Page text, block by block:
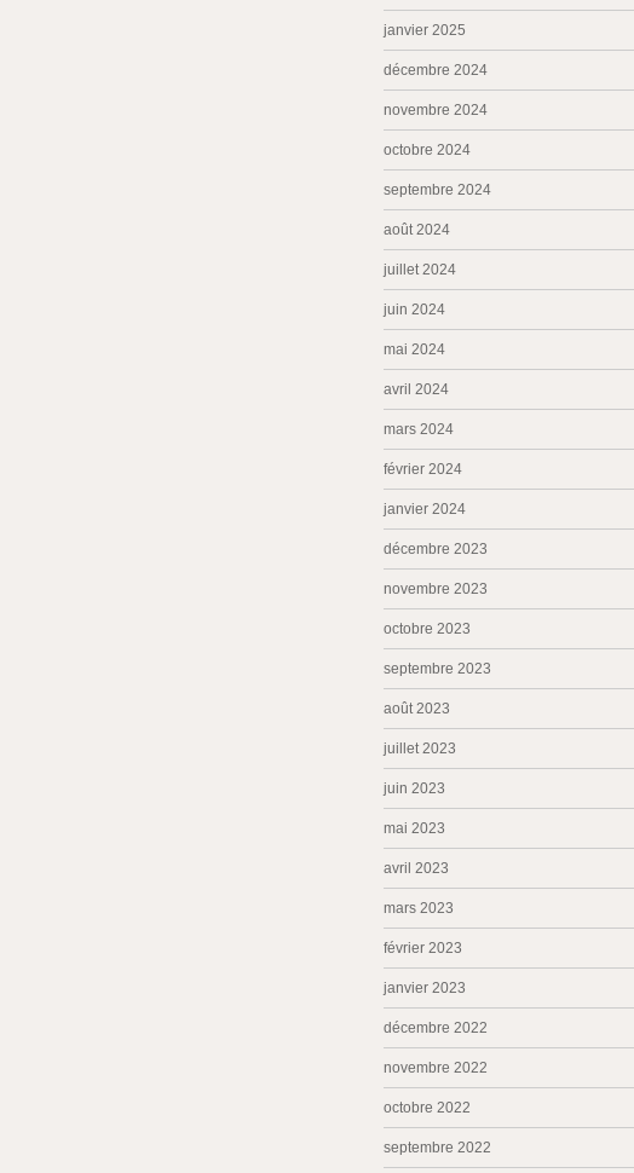
janvier 2025
décembre 2024
novembre 2024
octobre 2024
septembre 2024
août 2024
juillet 2024
juin 2024
mai 2024
avril 2024
mars 2024
février 2024
janvier 2024
décembre 2023
novembre 2023
octobre 2023
septembre 2023
août 2023
juillet 2023
juin 2023
mai 2023
avril 2023
mars 2023
février 2023
janvier 2023
décembre 2022
novembre 2022
octobre 2022
septembre 2022